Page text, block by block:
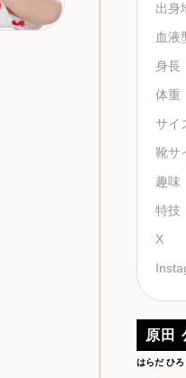
出身
血液
身長
体重
サイ
靴サ
趣味
特技
X
原田
はらだ ひろ